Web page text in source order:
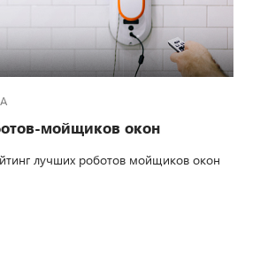
мойщиков окон
лучших роботов мойщиков окон